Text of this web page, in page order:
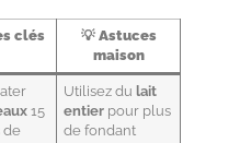
clés 💡 Astuces
maison
15
de
Utilisez dulait
entier pour plus
de fondant